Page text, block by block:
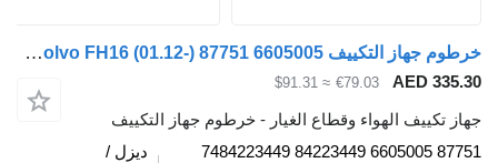
خرطوم جهاز التكييف Volvo FH16 (01.12-) 87751 6605005 لـ السيارات القاطرة Volvo FH12, FH16, NH12, FH, VNL780 (1993-2014)
AED
€79.03
≈ $91.31
تكييف الهواء وقطاع الغيار - خرطوم جهاز التكييف
87751 6605005 84223449 7484223449
ديزل /